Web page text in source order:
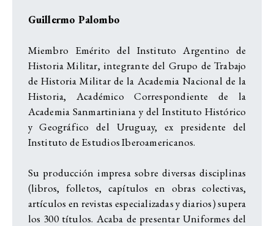
Guillermo Palombo
Miembro Emérito del Instituto Argentino de
Historia Militar, integrante del Grupo de Trabajo
de Historia Militar de la Academia Nacional de la
Historia, Académico Correspondiente de la
Academia Sanmartiniana y del Instituto Histórico
y Geográfico del Uruguay, ex presidente del
Instituto de Estudios Iberoamericanos.
Su producción impresa sobre diversas disciplinas
(libros, folletos, capítulos en obras colectivas,
artículos en revistas especializadas y diarios) supera
los 300 títulos. Acaba de presentar Uniformes del